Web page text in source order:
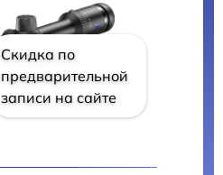
Скидка по
предварительной
записи на сайте